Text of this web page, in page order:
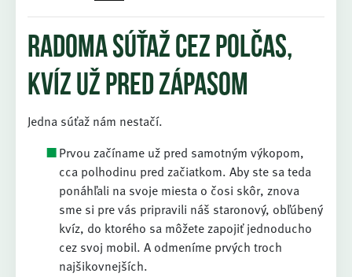
RADOMA súťaž cez polčas,
kvíz už pred zápasom
Jedna súťaž nám nestačí.
Prvou začíname už pred samotným výkopom,
cca polhodinu pred začiatkom. Aby ste sa teda
ponáhľali na svoje miesta o čosi skôr, znova
sme si pre vás pripravili náš staronový, obľúbený
kvíz, do ktorého sa môžete zapojiť jednoducho
cez svoj mobil. A odmeníme prvých troch
najšikovnejších.